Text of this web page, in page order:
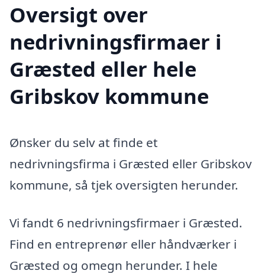
Oversigt over
nedrivningsfirmaer i
Græsted eller hele
Gribskov kommune
Ønsker du selv at finde et
nedrivningsfirma i Græsted eller Gribskov
kommune, så tjek oversigten herunder.
Vi fandt 6 nedrivningsfirmaer i Græsted.
Find en entreprenør eller håndværker i
Græsted og omegn herunder. I hele